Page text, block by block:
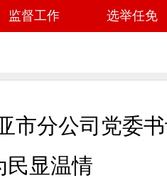
监督工作 选举任免
市分公司党委
民显温情